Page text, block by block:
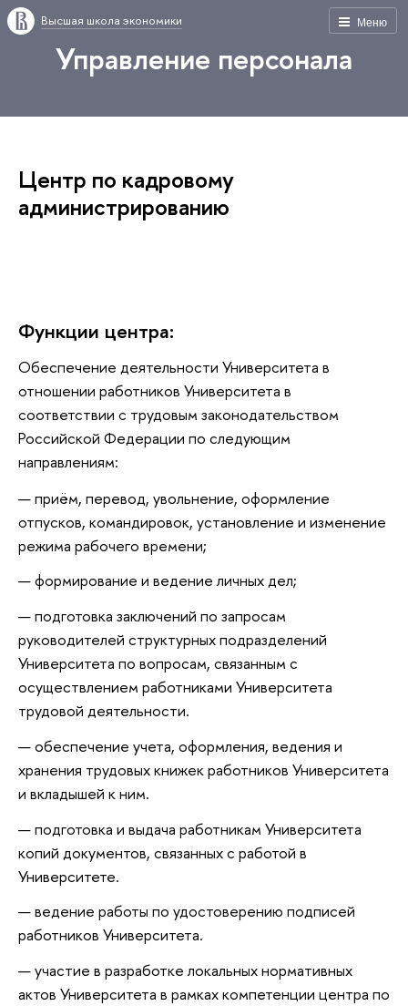
Меню
Высшая школа экономики
Управление персонала
Центр по кадровому
администрированию
Функции центра:
Обеспечение деятельности Университета в
отношении работников Университета в
соответствии с трудовым законодательством
Российской Федерации по следующим
направлениям:
приём, перевод, увольнение, оформление
отпусков, командировок, установление и изменение
режима рабочего времени;
формирование и ведение личных дел;
подготовка заключений по запросам
руководителей структурных подразделений
Университета по вопросам, связанным с
осуществлением работниками Университета
трудовой деятельности.
обеспечение учета, оформления, ведения и
хранения трудовых книжек работников Университета
и вкладышей к ним.
подготовка и выдача работникам Университета
копий документов, связанных с работой в
Университете.
ведение работы по удостоверению подписей
работников Университета.
участие в разработке локальных нормативных
актов Университета в рамках компетенции центра по